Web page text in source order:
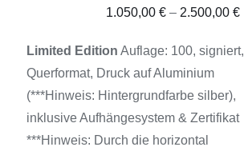
MEHRERE
AUF.
OPTIONEN
KÖNNEN
DER
PRODUKTSEITE
1.050,00€ – 2.500,00€
Limited Edition Auflage: 100, signiert,
Querformat, Druck auf Aluminium
(***Hinweis: Hintergrundfarbe silber),
inklusive Aufhängesystem & Zertifikat
***Hinweis: Durch die horizontal